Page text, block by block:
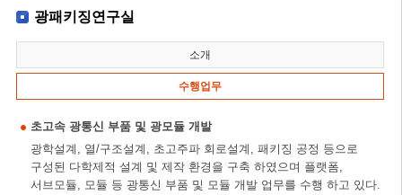
광패키징연구실
소개
수행업무
초고속 광통신 부품 및 광모듈 개발
광학설계, 열/구조설계, 초고주파 회로설계, 패키징 공정 등으로
구성된 다학제적 설계 및 제작 환경을 구축 하였으며 플랫폼,
서브모듈, 모듈 등 광통신 부품 및 모듈 개발 업무를 수행 하고 있다.